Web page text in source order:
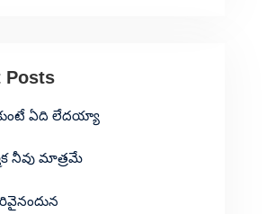
Posts
ఏది లేదయ్యా
నీవు మాత్రమే